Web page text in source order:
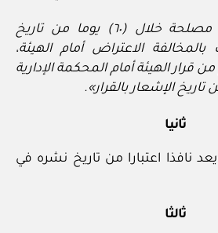
«يحق لكل ذي مصلحة خلال (٦٠) يوما من تاريخ
الاعتراض أمام الهيئة،
قرار الهيئة أمام المحكمة الإدارية
ثانيا
نافذا اعتبارا من تاريخ نشره في
ثالثا